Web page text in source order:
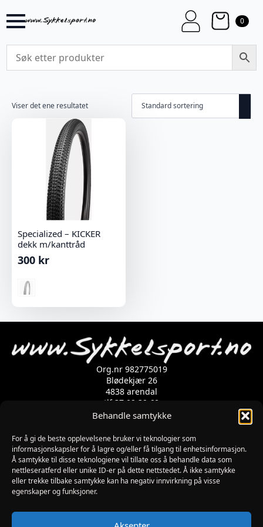
Behandle samtykke
For å gi de beste opplevelsene bruker vi teknologier som
informasjonskapsler for å lagre og/eller få tilgang til enhetsinformasjon.
Å samtykke til disse teknologiene vil tillate oss å behandle data som
nettleseratferd eller unike ID-er på dette nettstedet. Å ikke samtykke
eller trekke tilbake samtykke kan ha negativ innvirkning på visse
egenskaper og funksjoner.
0
Viser det ene resultatet
Specialized – KICKER
dekk m/kanttråd
300 kr
Org.nr 982775019
Blødekjær 26
4838 arendal
tlf 37 02 39 60
Kontaktskjema
Åpningstider
MANDAG-FREDAG: 09:00-17:00
LØRDAG: 10:00-15:00
SØNDAG: STENGT
PÅSKEAFTEN OG PINSEAFTEN : 10:00-13:00